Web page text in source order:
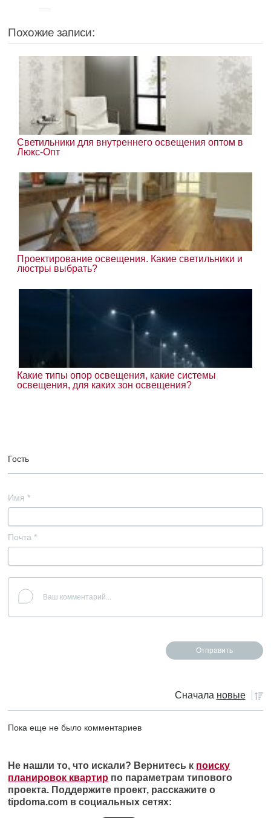
Похожие записи:
Светильники для внутреннего освещения оптом в
Люкс-Опт
Проектирование освещения. Какие светильники и
люстры выбрать?
Какие типы опор освещения, какие системы
освещения, для каких зон освещения?
Гость
Имя *
Почта *
Сначала новые
Пока еще не было комментариев
Не нашли то, что искали? Вернитесь к поиску
планировок квартир по параметрам типового
проекта. Поддержите проект, расскажите о
tipdoma.com в социальных сетях: